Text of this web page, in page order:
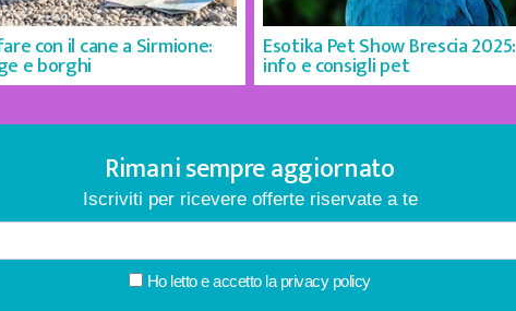
con il cane a Sirmione:
e borghi
Esotika Pet Show Brescia 2025:
info e consigli pet
Rimani sempre aggiornato
Iscriviti per ricevere offerte riservate a te
Ho letto e accetto la privacy policy